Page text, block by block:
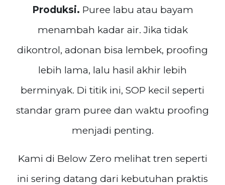
Produksi. Puree labu atau bayam
menambah kadar air. Jika tidak
dikontrol, adonan bisa lembek, proofing
lebih lama, lalu hasil akhir lebih
berminyak. Di titik ini, SOP kecil seperti
standar gram puree dan waktu proofing
menjadi penting.
Kami di Below Zero melihat tren seperti
ini sering datang dari kebutuhan praktis